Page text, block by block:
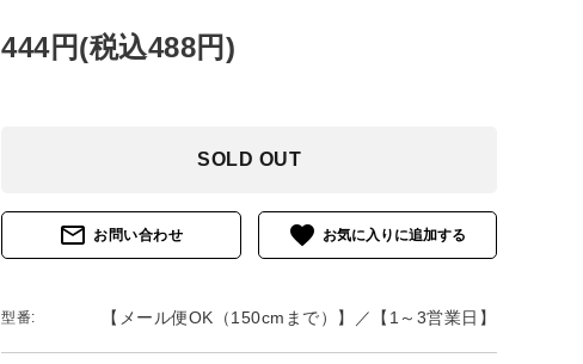
444円(税込488円)
SOLD OUT
mail_outline お問い合わせ favorite
型番: 【メール便OK（150cmまで）】／【1～3営業日】